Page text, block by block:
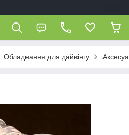
Обладнання для дайвінгу